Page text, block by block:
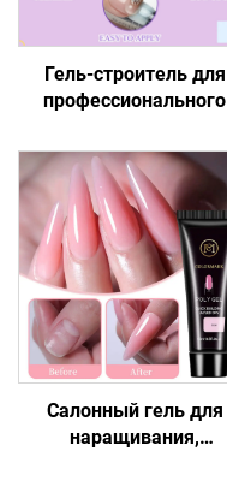
Гель-строитель для
профессионального
Салонный гель для
наращивания,